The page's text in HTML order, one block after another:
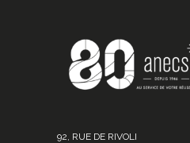
92, RUE DE RIVOLI